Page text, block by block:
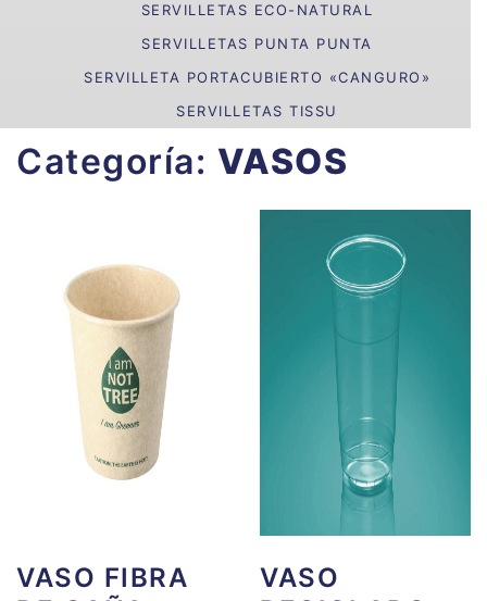
SERVILLETAS ECO-NATURAL
SERVILLETAS PUNTA PUNTA
SERVILLETA PORTACUBIERTO «CANGURO»
SERVILLETAS TISSU
Categoría: VASOS
VASO FIBRA
VASO